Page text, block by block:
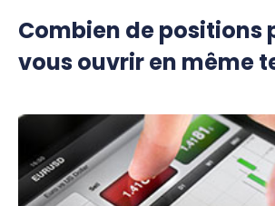
Combien de positions
vous ouvrir en même